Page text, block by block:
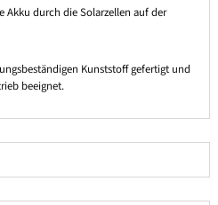
Akku durch die Solarzellen auf der
Kunststoff gefertigt und
beeignet.